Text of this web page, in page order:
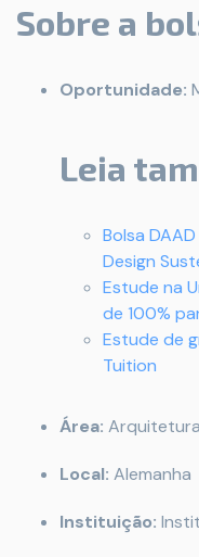
Sobre a
Oportunidade:
Leia
Bolsa
Design
Estude na
de 100%
Estude de
Tuition
Área:
Local: Alemanha
Instituição: